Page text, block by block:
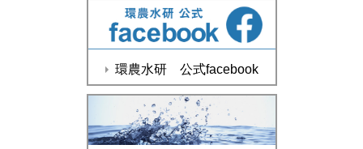
環農水研 公式facebook